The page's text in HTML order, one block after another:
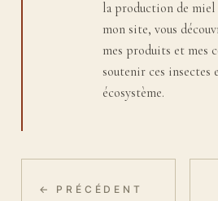
la production de miel
mon site, vous
mes produits et mes
soutenir ces insectes
écosystème.
← PRÉCÉDENT